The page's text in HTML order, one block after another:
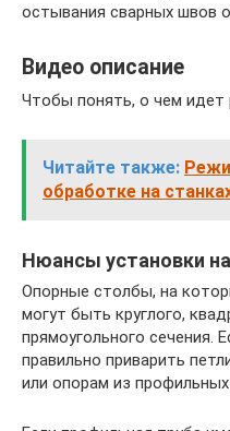
остывания сварных швов
Видео описание
Чтобы понять, о чем идет
Читайте также:
обработке на
Нюансы установки
Опорные столбы, на
могут быть круглого,
прямоугольного сечения.
правильно приварить
или опорам из профильных